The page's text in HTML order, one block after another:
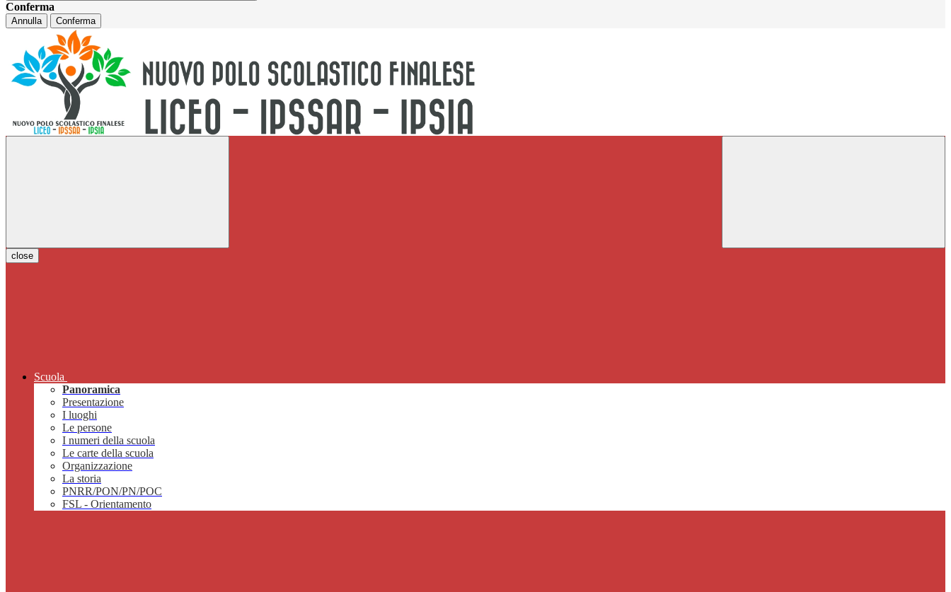
Conferma
Annulla Conferma
close
Scuola
Panoramica
Presentazione
I luoghi
Le persone
I numeri della scuola
Le carte della scuola
Organizzazione
La storia
PNRR/PON/PN/POC
FSL - Orientamento